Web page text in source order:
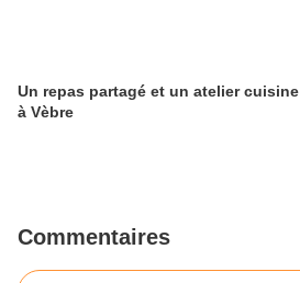
Un repas partagé et un atelier cuisine
à Vèbre
Commentaires